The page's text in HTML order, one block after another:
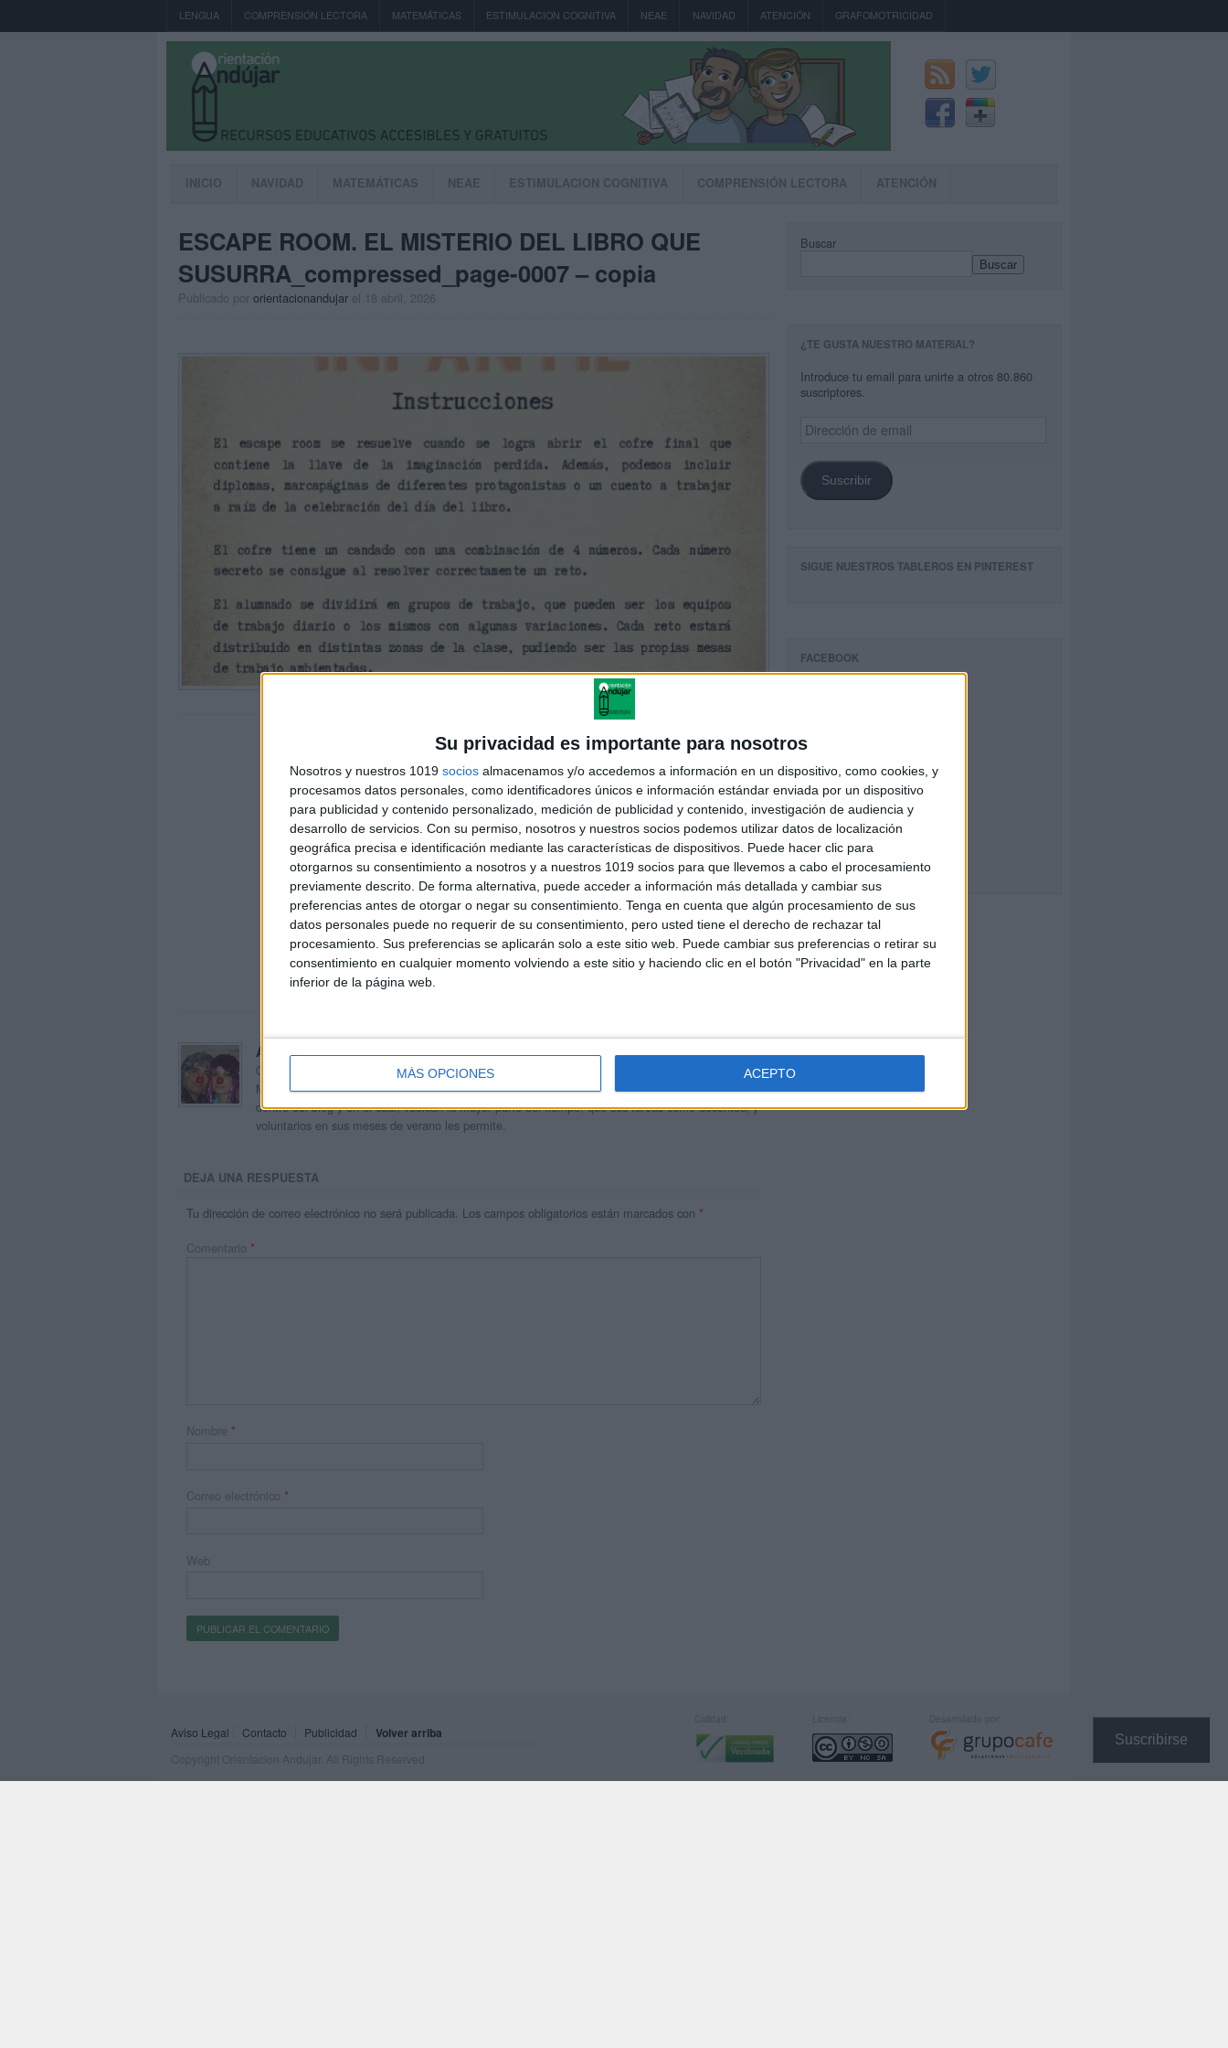
Su privacidad es importante para nosotros
Nosotros y nuestros 1019 socios almacenamos y/o accedemos a información en un dispositivo, como cookies, y
procesamos datos personales, como identificadores únicos e información estándar enviada por un dispositivo
para publicidad y contenido personalizado, medición de publicidad y contenido, investigación de audiencia y
desarrollo de servicios. Con su permiso, nosotros y nuestros socios podemos utilizar datos de localización
geográfica precisa e identificación mediante las características de dispositivos. Puede hacer clic para
otorgarnos su consentimiento a nosotros y a nuestros 1019 socios para que llevemos a cabo el procesamiento
previamente descrito. De forma alternativa, puede acceder a información más detallada y cambiar sus
preferencias antes de otorgar o negar su consentimiento. Tenga en cuenta que algún procesamiento de sus
datos personales puede no requerir de su consentimiento, pero usted tiene el derecho de rechazar tal
procesamiento. Sus preferencias se aplicarán solo a este sitio web. Puede cambiar sus preferencias o retirar su
consentimiento en cualquier momento volviendo a este sitio y haciendo clic en el botón "Privacidad" en la parte
inferior de la página web.
MÁS OPCIONES ACEPTO
Suscribirse
LENGUA COMPRENSIÓN LECTORA MATEMÁTICAS ESTIMULACION COGNITIVA NEAE NAVIDAD ATENCIÓN GRAFOMOTRICIDAD
INICIO NAVIDAD MATEMÁTICAS NEAE ESTIMULACION COGNITIVA COMPRENSIÓN LECTORA ATENCIÓN
ESCAPE ROOM. EL MISTERIO DEL LIBRO QUE
SUSURRA_compressed_page-0007 – copia
Publicado por orientacionandujar el 18 abril, 2026
Acerca de orientacionandujar
Orientación Andújar no es solo un blog, es la apuesta personal de dos profesores Ginés y
Maribel, que además de ser pareja, son los encargados de los contenidos que encontramos
dentro del blog y en el cual, vuelcan la mayor parte del tiempo, que sus tareas como docentes, y
voluntarios en sus meses de verano les permite.
DEJA UNA RESPUESTA
Tu dirección de correo electrónico no será publicada. Los campos obligatorios están marcados con *
Comentario *
Nombre *
Correo electrónico *
Web
Buscar
Buscar
¿TE GUSTA NUESTRO MATERIAL?
Introduce tu email para unirte a otros 80.860
suscriptores.
Dirección
de
Suscribir
SIGUE NUESTROS TABLEROS EN PINTEREST
FACEBOOK
Aviso Legal Contacto Publicidad Volver arriba